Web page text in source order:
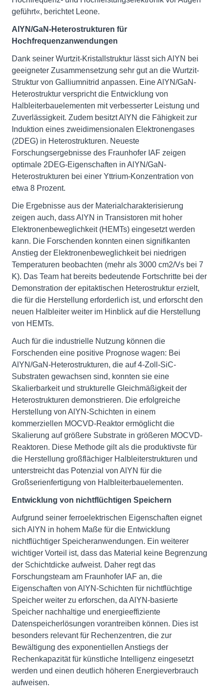
geführt«, berichtet Leone.
AlYN/GaN-Heterostrukturen für
Hochfrequenzanwendungen
Dank seiner Wurtzit-Kristallstruktur lässt sich AlYN bei
geeigneter Zusammensetzung sehr gut an die Wurtzit-
Struktur von Galliumnitrid anpassen. Eine AlYN/GaN-
Heterostruktur verspricht die Entwicklung von
Halbleiterbauelementen mit verbesserter Leistung und
Zuverlässigkeit. Zudem besitzt AlYN die Fähigkeit zur
Induktion eines zweidimensionalen Elektronengases
(2DEG) in Heterostrukturen. Neueste
Forschungsergebnisse des Fraunhofer IAF zeigen
optimale 2DEG-Eigenschaften in AlYN/GaN-
Heterostrukturen bei einer Yttrium-Konzentration von
etwa 8 Prozent.
Die Ergebnisse aus der Materialcharakterisierung
zeigen auch, dass AlYN in Transistoren mit hoher
Elektronenbeweglichkeit (HEMTs) eingesetzt werden
kann. Die Forschenden konnten einen signifikanten
Anstieg der Elektronenbeweglichkeit bei niedrigen
Temperaturen beobachten (mehr als 3000 cm2/Vs bei 7
K). Das Team hat bereits bedeutende Fortschritte bei der
Demonstration der epitaktischen Heterostruktur erzielt,
die für die Herstellung erforderlich ist, und erforscht den
neuen Halbleiter weiter im Hinblick auf die Herstellung
von HEMTs.
Auch für die industrielle Nutzung können die
Forschenden eine positive Prognose wagen: Bei
AlYN/GaN-Heterostrukturen, die auf 4-Zoll-SiC-
Substraten gewachsen sind, konnten sie eine
Skalierbarkeit und strukturelle Gleichmäßigkeit der
Heterostrukturen demonstrieren. Die erfolgreiche
Herstellung von AlYN-Schichten in einem
kommerziellen MOCVD-Reaktor ermöglicht die
Skalierung auf größere Substrate in größeren MOCVD-
Reaktoren. Diese Methode gilt als die produktivste für
die Herstellung großflächiger Halbleiterstrukturen und
unterstreicht das Potenzial von AlYN für die
Großserienfertigung von Halbleiterbauelementen.
Entwicklung von nichtflüchtigen Speichern
Aufgrund seiner ferroelektrischen Eigenschaften eignet
sich AlYN in hohem Maße für die Entwicklung
nichtflüchtiger Speicheranwendungen. Ein weiterer
wichtiger Vorteil ist, dass das Material keine Begrenzung
der Schichtdicke aufweist. Daher regt das
Forschungsteam am Fraunhofer IAF an, die
Eigenschaften von AlYN-Schichten für nichtflüchtige
Speicher weiter zu erforschen, da AlYN-basierte
Speicher nachhaltige und energieeffiziente
Datenspeicherlösungen vorantreiben können. Dies ist
besonders relevant für Rechenzentren, die zur
Bewältigung des exponentiellen Anstiegs der
Rechenkapazität für künstliche Intelligenz eingesetzt
werden und einen deutlich höheren Energieverbrauch
aufweisen.